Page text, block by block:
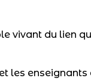
vivant du lien
les